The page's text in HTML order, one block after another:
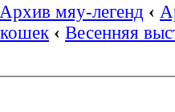
Архив мяу-легенд ‹
‹ Весенняя